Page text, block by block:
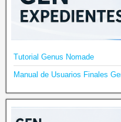
Tutorial Genus Nomade
Manual de Usuarios Finales